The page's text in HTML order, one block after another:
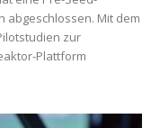
abgeschlossen. Mit dem
zur
Plattform